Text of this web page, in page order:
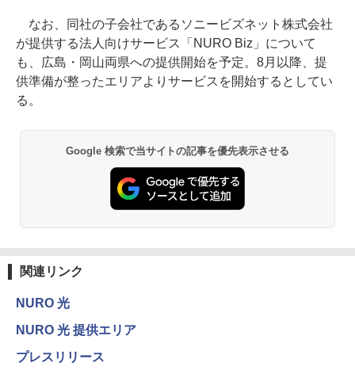
なお、同社の子会社であるソニービズネット株式会社
が提供する法人向けサービス「NURO Biz」について
も、広島・岡山両県への提供開始を予定。8月以降、提
供準備が整ったエリアよりサービスを開始するとしてい
る。
Google 検索で当サイトの記事を優先表示させる
関連リンク
NURO 光
NURO 光 提供エリア
プレスリリース